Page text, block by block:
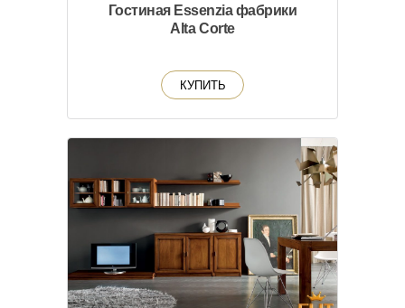
Гостиная Essenzia фабрики
Alta Corte
КУПИТЬ